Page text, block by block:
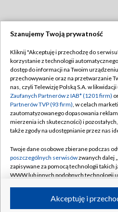
TVP
Abonament TVP
Emisja w TVP
Centrum informacji TVP
Naziemna Telewizja Cyfrowa
Rada Programowa
System NOS
Informacje o nadawcy
Program dla prasy
Polityka
Moje
Szanujemy Twoją prywatność
Kliknij "Akceptuję i przechodzę do
korzystanie z technologii
dostęp do informacji na Twoim
przechowywanie oraz na przetwarzanie
nas, czyli Telewizję Polską S.A. w
Zaufanych Partnerów z IAB* (1201 firm)
Partnerów TVP (93 firm), w celach
zautomatyzowanego dopasowania
mierzenia ich skuteczności) i
także zgody na udostępnianie przez nas
Twoje dane osobowe zbierane podczas
poszczególnych serwisówzwanych dalej
zapisywane za pomocą technologii takich
WWW lub innych podobnych technologii
ruchu w Internecie.Akceptuję i